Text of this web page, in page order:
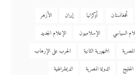
أفغانستان أوكرانيا إيران
الأزهر
السياسي الإسلاميون
الإعلام الجديد
الجمهورية الثانية
الحرب على الإرهاب
الخليج الدولة المصرية
الديمقراطية